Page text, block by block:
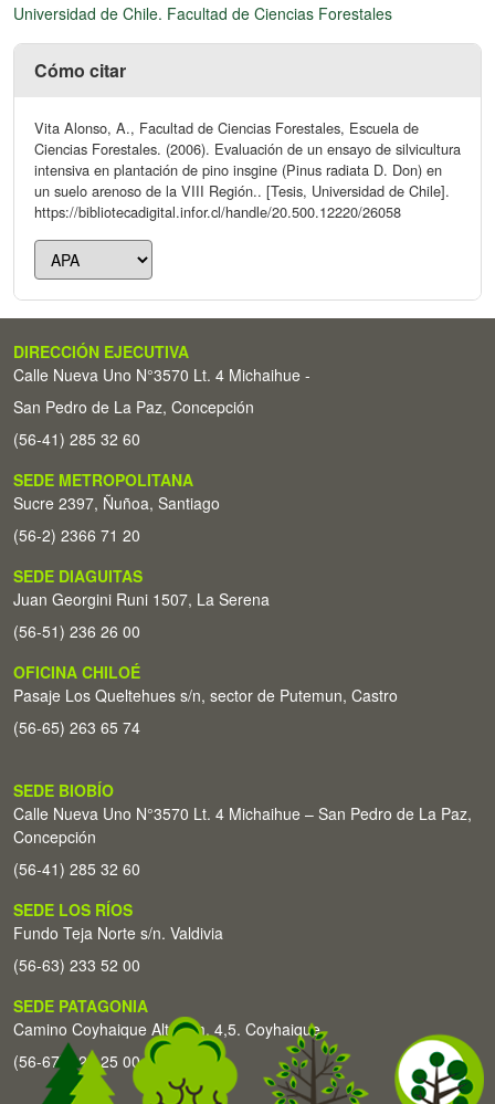
Universidad de Chile. Facultad de Ciencias Forestales
Cómo citar
Vita Alonso, A., Facultad de Ciencias Forestales, Escuela de
Ciencias Forestales. (2006). Evaluación de un ensayo de silvicultura
intensiva en plantación de pino insgine (Pinus radiata D. Don) en
un suelo arenoso de la VIII Región.. [Tesis, Universidad de Chile].
https://bibliotecadigital.infor.cl/handle/20.500.12220/26058
DIRECCIÓN EJECUTIVA
Calle Nueva Uno N°3570 Lt. 4 Michaihue -
San Pedro de La Paz, Concepción
(56-41) 285 32 60
SEDE METROPOLITANA
Sucre 2397, Ñuñoa, Santiago
(56-2) 2366 71 20
SEDE DIAGUITAS
Juan Georgini Runi 1507, La Serena
(56-51) 236 26 00
OFICINA CHILOÉ
Pasaje Los Queltehues s/n, sector de Putemun, Castro
(56-65) 263 65 74
SEDE BIOBÍO
Calle Nueva Uno N°3570 Lt. 4 Michaihue – San Pedro de La Paz,
Concepción
(56-41) 285 32 60
SEDE LOS RÍOS
Fundo Teja Norte s/n. Valdivia
(56-63) 233 52 00
SEDE PATAGONIA
Camino Coyhaique Alto Km. 4,5. Coyhaique
(56-67) 226 25 00